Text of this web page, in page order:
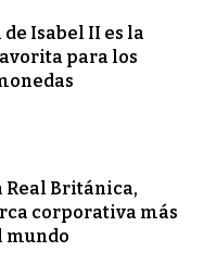
Isabel II es la
para los
Real Británica,
corporativa más
mundo